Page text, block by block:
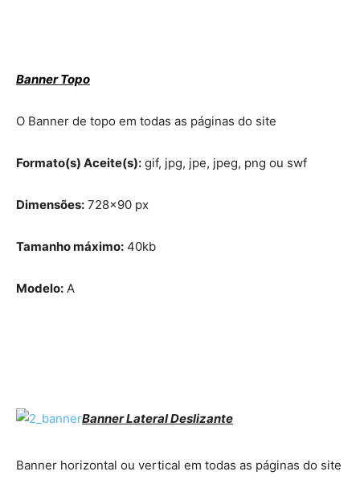
Banner Topo
O Banner de topo em todas as páginas do site
Formato(s) Aceite(s): gif, jpg, jpe, jpeg, png ou swf
Dimensões: 728×90 px
Tamanho máximo: 40kb
Modelo: A
Banner Lateral Deslizante
Banner horizontal ou vertical em todas as páginas do site